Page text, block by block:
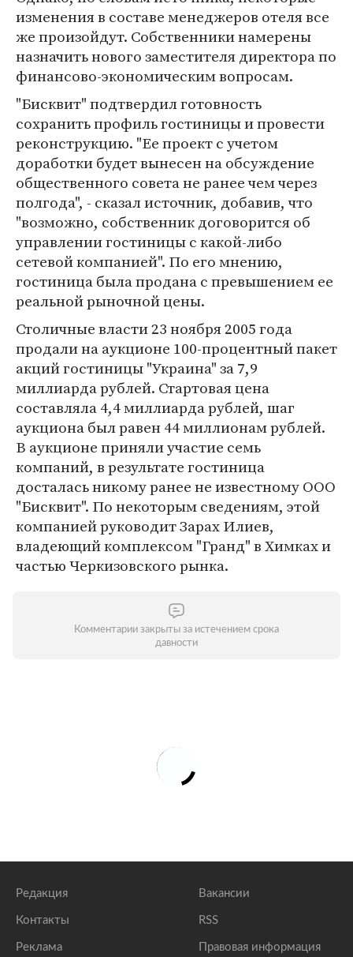
изменения в составе менеджеров отеля все
же произойдут. Собственники намерены
назначить нового заместителя директора по
финансово-экономическим вопросам.
"Бисквит" подтвердил готовность
сохранить профиль гостиницы и провести
реконструкцию. "Ее проект с учетом
доработки будет вынесен на обсуждение
общественного совета не ранее чем через
полгода", - сказал источник, добавив, что
"возможно, собственник договорится об
управлении гостиницы с какой-либо
сетевой компанией". По его мнению,
гостиница была продана с превышением ее
реальной рыночной цены.
Столичные власти 23 ноября 2005 года
продали на аукционе 100-процентный пакет
акций гостиницы "Украина" за 7,9
миллиарда рублей. Стартовая цена
составляла 4,4 миллиарда рублей, шаг
аукциона был равен 44 миллионам рублей.
В аукционе приняли участие семь
компаний, в результате гостиница
досталась никому ранее не известному ООО
"Бисквит". По некоторым сведениям, этой
компанией руководит Зарах Илиев,
владеющий комплексом "Гранд" в Химках и
частью Черкизовского рынка.
Комментарии закрыты за истечением срока
давности
Редакция
Контакты
Реклама
Вакансии
RSS
Правовая информация